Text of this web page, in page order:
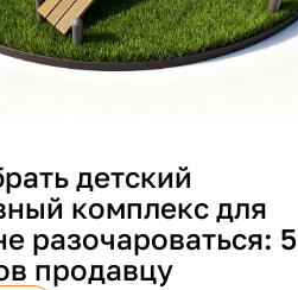
детский
комплекс для
разочароваться: 5
продавцу